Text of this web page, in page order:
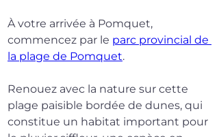
À votre arrivée à Pomquet,
commencez par le parc provincial de
la plage de Pomquet.
Renouez avec la nature sur cette
plage paisible bordée de dunes, qui
constitue un habitat important pour